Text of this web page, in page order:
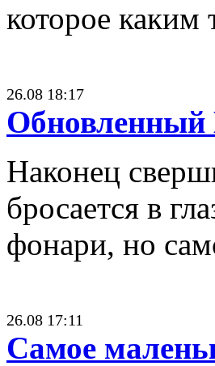
которое каким
26.08 18:17
Обновленный
Наконец
бросается в
фонари, но
26.08 17:11
Самое